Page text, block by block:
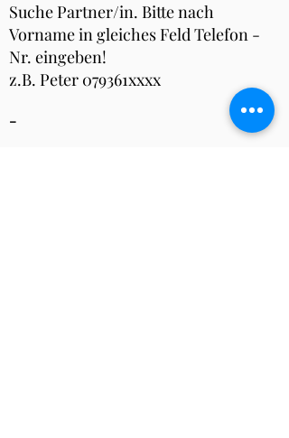
Suche Partner/in. Bitte nach
Vorname in gleiches Feld Telefon -
Nr. eingeben!
z.B. Peter 079361xxxx
-